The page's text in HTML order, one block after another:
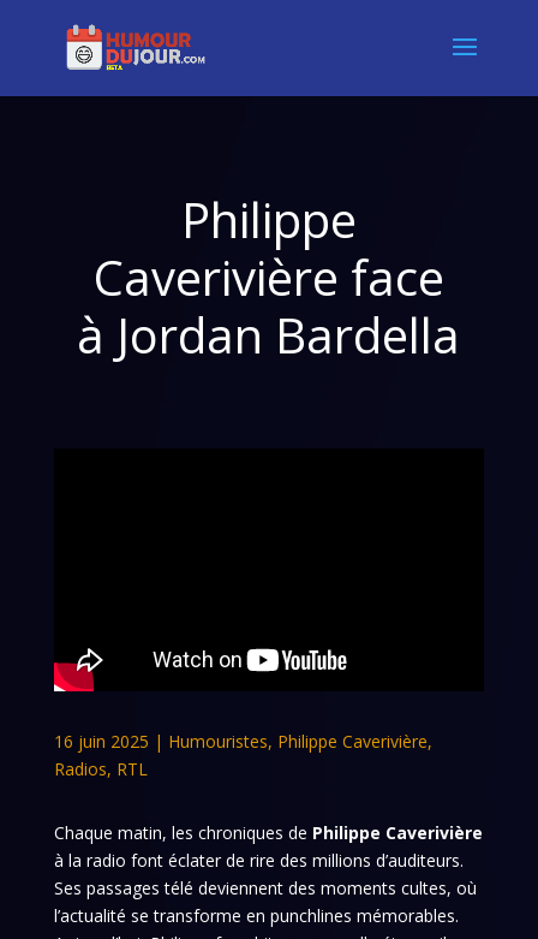
Philippe
Caverivière face
à Jordan Bardella
16 juin 2025 | Humouristes, Philippe Caverivière,
Radios, RTL
Chaque matin, les chroniques de Philippe Caverivière
à la radio font éclater de rire des millions d’auditeurs.
Ses passages télé deviennent des moments cultes, où
l’actualité se transforme en punchlines mémorables.